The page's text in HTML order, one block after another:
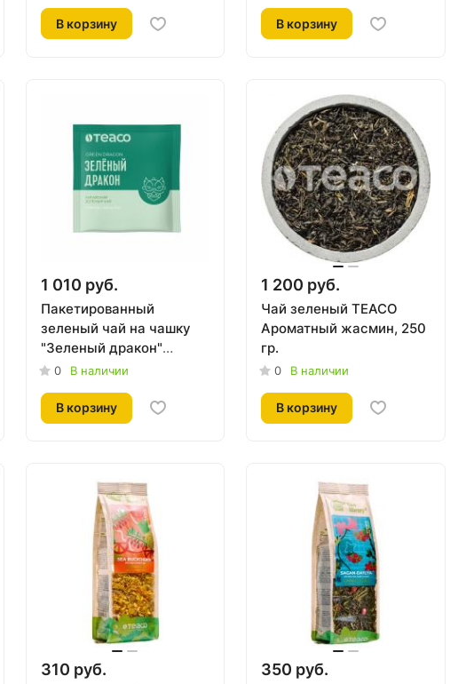
В корзину В корзину
1 010 руб.
Пакетированный
зеленый чай на чашку
"Зеленый дракон"
TEACO, 150 пак, 270гр.
0 В наличии
В корзину
1 200 руб.
Чай зеленый TEACO
Ароматный жасмин, 250
гр.
0 В наличии
В корзину
310 руб. 350 руб.